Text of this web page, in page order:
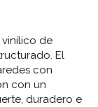
vinílico de
El
con
con un
duradero e